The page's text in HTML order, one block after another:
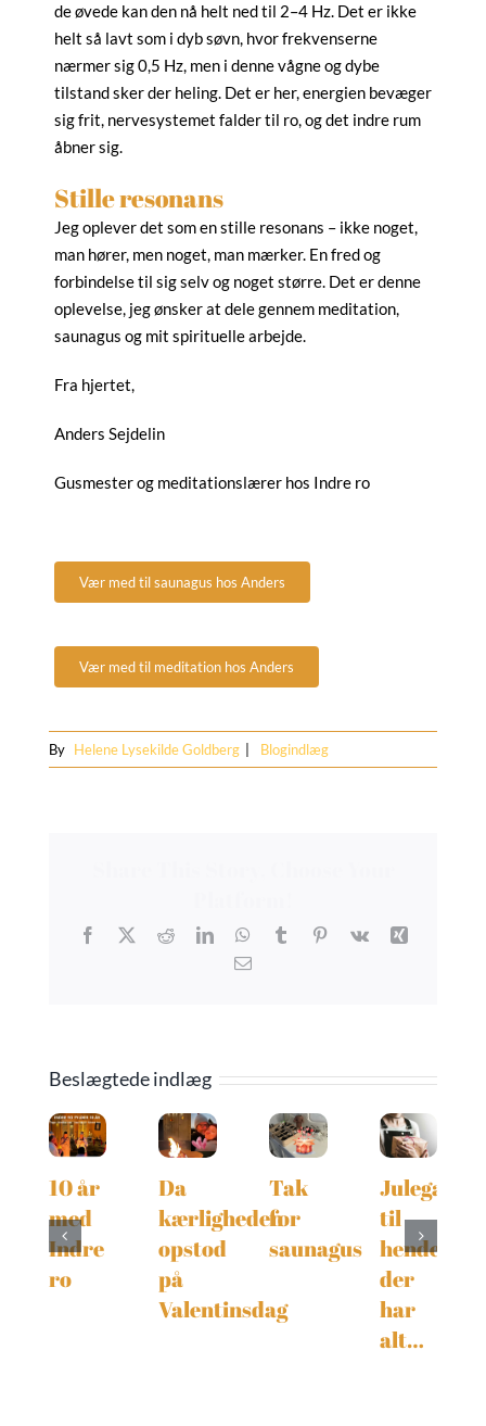
de øvede kan den nå helt ned til 2–4 Hz. Det er ikke
helt så lavt som i dyb søvn, hvor frekvenserne
nærmer sig 0,5 Hz, men i denne vågne og dybe
tilstand sker der heling. Det er her, energien bevæger
sig frit, nervesystemet falder til ro, og det indre rum
åbner sig.
Stille resonans
Jeg oplever det som en stille resonans – ikke noget,
man hører, men noget, man mærker. En fred og
forbindelse til sig selv og noget større. Det er denne
oplevelse, jeg ønsker at dele gennem meditation,
saunagus og mit spirituelle arbejde.
Fra hjertet,
Anders Sejdelin
Gusmester og meditationslærer hos Indre ro
Vær med til saunagus hos Anders
Vær med til meditation hos Anders
By Helene Lysekilde Goldberg Blogindlæg
Facebook
X RedditLinkedInWhatsApp
TumblrPinterest
Vk
Xing
E-
Beslægtede indlæg
10 år
med
Indre
ro
Da
kærligheden
opstod
på
Valentinsdag
Tak
for
saunagus
Julegaven
til
hende,
der
har
alt…